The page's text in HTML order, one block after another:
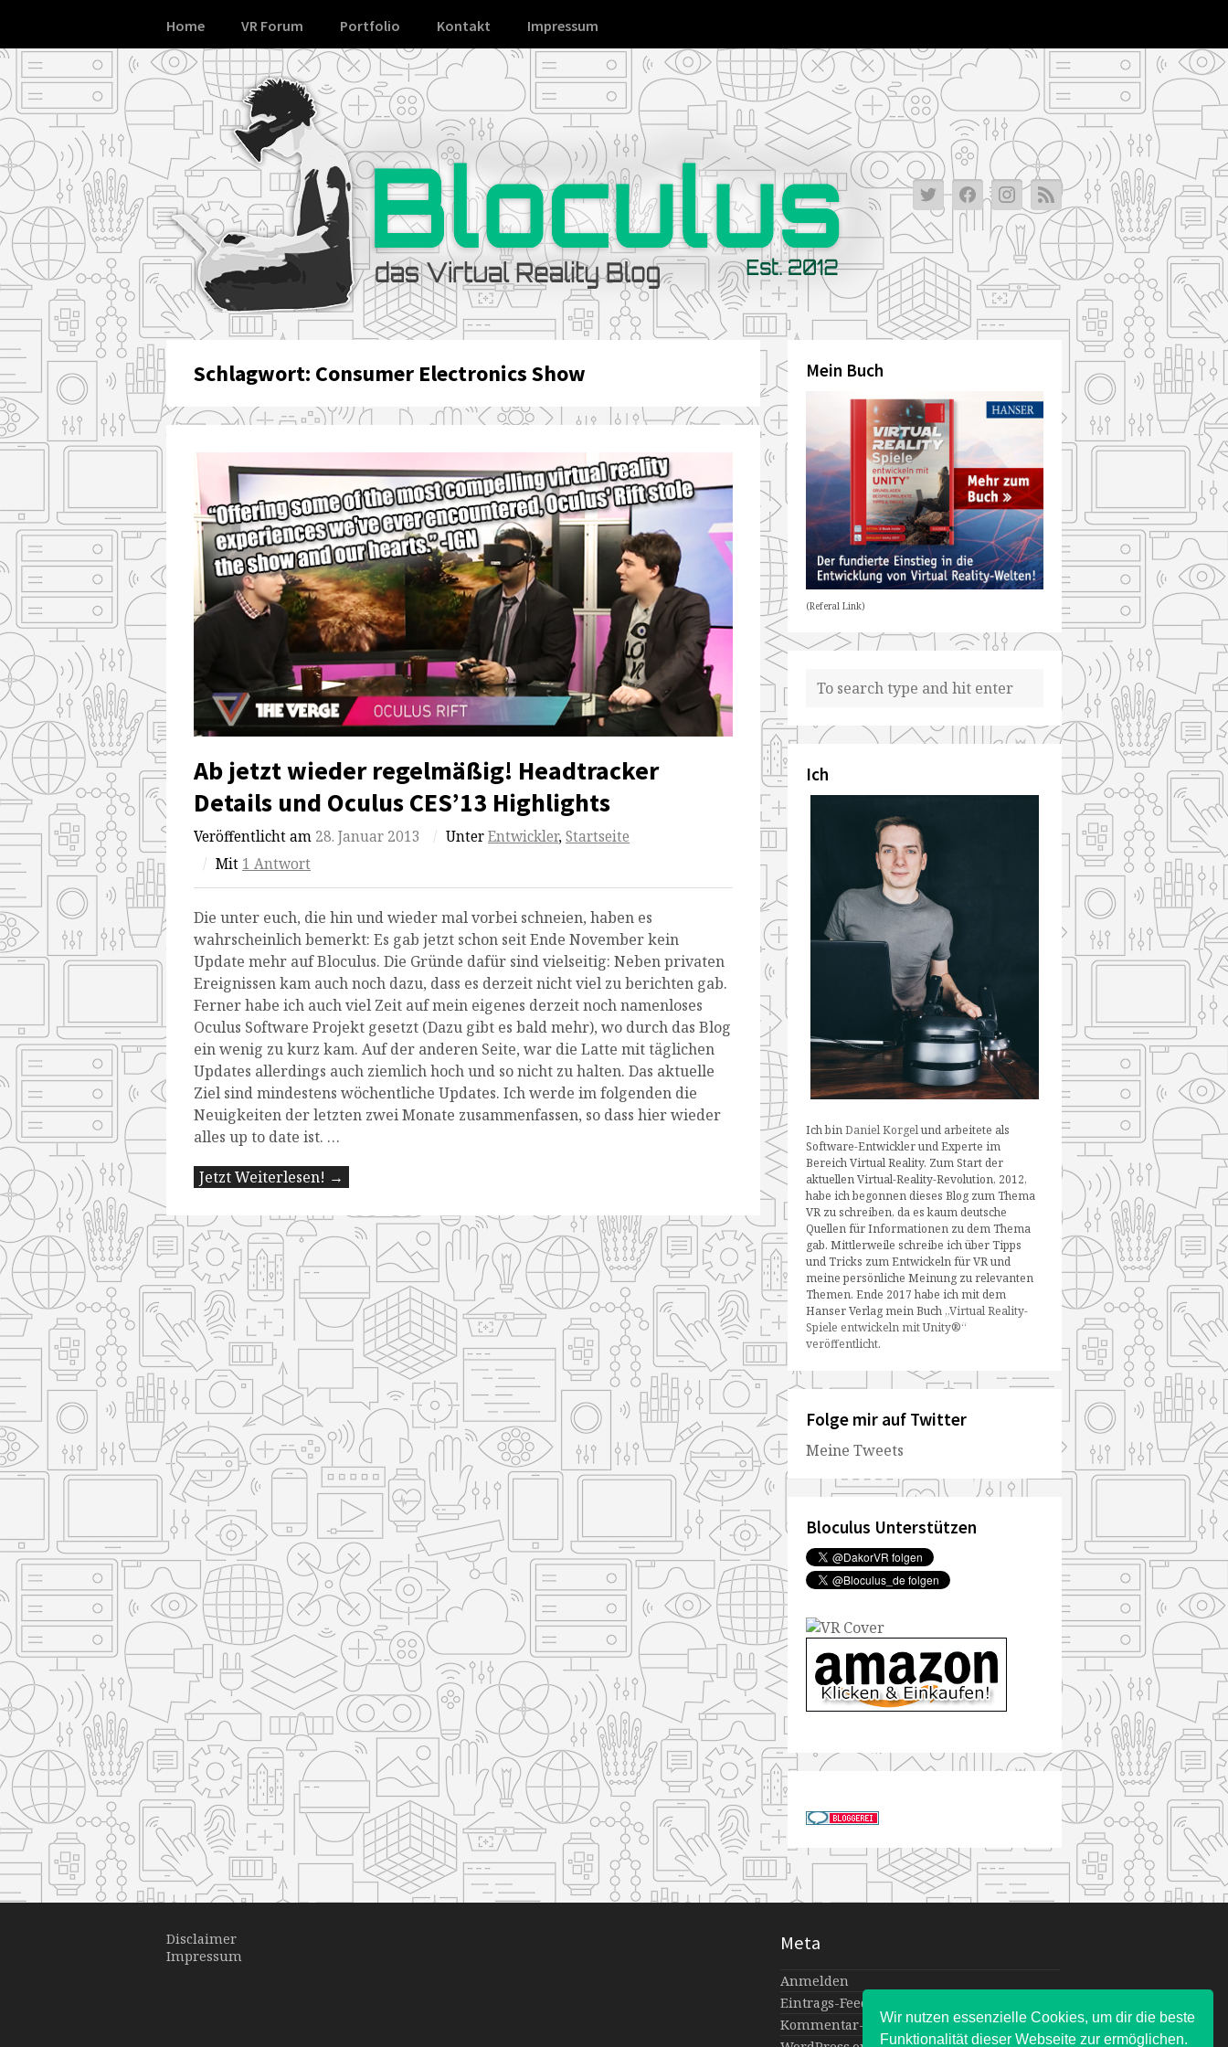
content
Home VR Forum Portfolio Kontakt Impressum
Schlagwort: Consumer Electronics Show
Ab jetzt wieder regelmäßig! Headtracker
Details und Oculus CES’13 Highlights
Veröffentlicht am 28. Januar 2013 / UnterEntwickler,Startseite
/ Mit 1 Antwort
Die unter euch, die hin und wieder mal vorbei schneien, haben es
wahrscheinlich bemerkt: Es gab jetzt schon seit Ende November kein
Update mehr auf Bloculus. Die Gründe dafür sind vielseitig: Neben privaten
Ereignissen kam auch noch dazu, dass es derzeit nicht viel zu berichten gab.
Ferner habe ich auch viel Zeit auf mein eigenes derzeit noch namenloses
Oculus Software Projekt gesetzt (Dazu gibt es bald mehr), wo durch das Blog
ein wenig zu kurz kam. Auf der anderen Seite, war die Latte mit täglichen
Updates allerdings auch ziemlich hoch und so nicht zu halten. Das aktuelle
Ziel sind mindestens wöchentliche Updates. Ich werde im folgenden die
Neuigkeiten der letzten zwei Monate zusammenfassen, so dass hier wieder
alles up to date ist. …
Jetzt Weiterlesen! →
Mein Buch
(Referal Link)
Ich
Ich binDaniel Korgelund arbeitete als
Software-Entwickler und Experte im
Bereich Virtual Reality. Zum Start der
aktuellen Virtual-Reality-Revolution, 2012,
habe ich begonnen dieses Blog zum Thema
VR zu schreiben, da es kaum deutsche
Quellen für Informationen zu dem Thema
gab. Mittlerweile schreibe ich über Tipps
und Tricks zum Entwickeln für VR und
meine persönliche Meinung zu relevanten
Themen. Ende 2017 habe ich mit dem
Hanser Verlag mein Buch „Virtual Reality-
Spiele entwickeln mit Unity®“
veröffentlicht.
Folge mir auf Twitter
Meine Tweets
Bloculus Unterstützen
Disclaimer
Impressum
Meta
Anmelden
Eintrags-Feed
Kommentar-FeedWir nutzen essenzielle Cookies, um dir die beste
Funktionalität dieser Webseite zur ermöglichen.